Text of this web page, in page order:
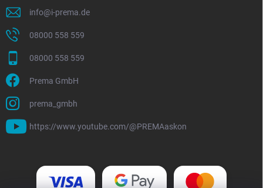
info@i-prema.de
08000 558 559
08000 558 559
Prema GmbH
prema_gmbh
https://www.youtube.com/@PREMAaskon